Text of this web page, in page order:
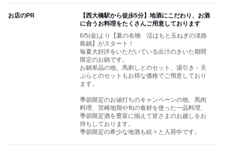
お店のPR
【西大橋駅から徒歩5分】地酒にこだわり、お酒
に合うお料理をたくさんご用意しております
6/5(金)より【夏の名物 活はもと玉ねぎの淡路
島鍋】がスタート！
毎夏大好評をいただいている出汁のきいた期間
限定のお鍋です。
お鍋単品の他、馬刺しとのセット、湯引き・天
ぷらとのセットもお得な価格でご用意しており
ます。
季節限定のお値打ちのキャンペーンの他、馬肉
料理、宮崎地鶏や旬の食材を使った一品料理、
季節限定酒を豊富に揃えて皆さまのお越しをお
待ちしております。
季節限定の希少な地酒も続々と入荷中です。